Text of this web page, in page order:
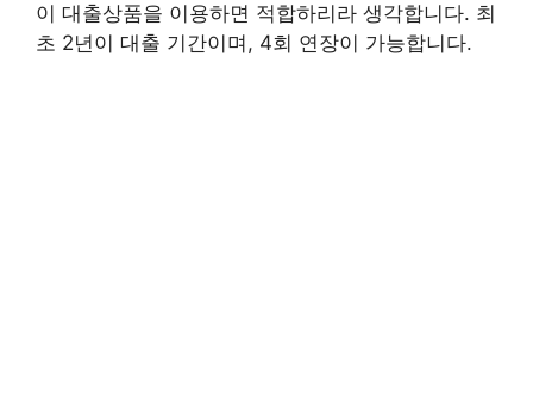
이 대출상품을 이용하면 적합하리라 생각합니다. 최
초 2년이 대출 기간이며, 4회 연장이 가능합니다.